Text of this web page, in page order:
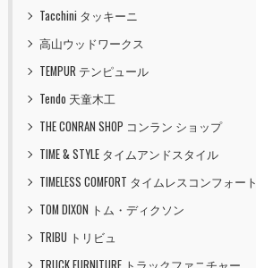
Tacchini タッキーニ
高山ウッドワークス
TEMPUR テンピュール
Tendo 天童木工
THE CONRAN SHOP コンラン ショップ
TIME & STYLE タイムアンドスタイル
TIMELESS COMFORT タイムレスコンフォート
TOM DIXON トム・ディクソン
TRIBU トリビュ
TRUCK FURNITURE トラックファニチャー